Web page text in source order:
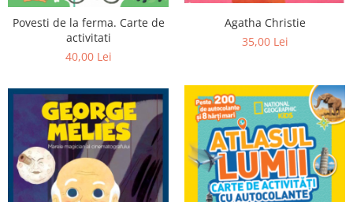
Povesti de la ferma. Carte de
activitati
40,00 Lei
Agatha Christie
35,00 Lei